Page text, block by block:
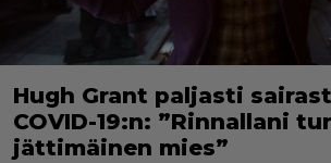
Hugh Grant paljasti
COVID-19:n: ”Rinnallani
jättimäinen mies”